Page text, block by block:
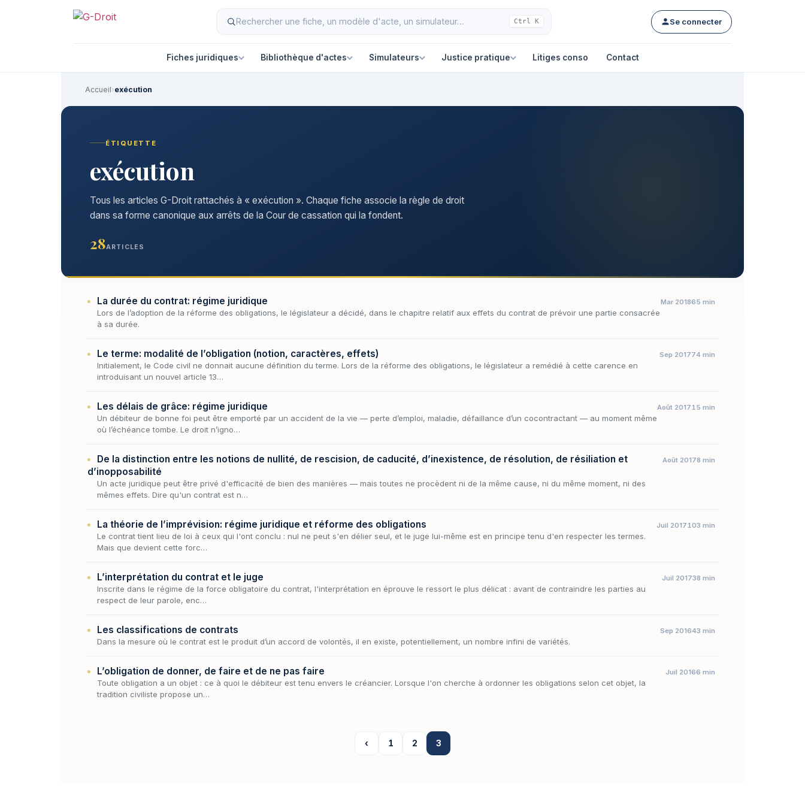
Ctrl K Se connecter
Fiches juridiques Bibliothèque d'actes Simulateurs Justice pratique Litiges conso Contact
Accueil›exécution
ÉTIQUETTE
exécution
Tous les articles G-Droit rattachés à « exécution ». Chaque fiche associe la règle de droit
dans sa forme canonique aux arrêts de la Cour de cassation qui la fondent.
28ARTICLES
La durée du contrat: régime juridique
Lors de l’adoption de la réforme des obligations, le législateur a décidé, dans le chapitre relatif aux effets du contrat de prévoir une partie consacrée
à sa durée.
Mar 201865 min
Le terme: modalité de l’obligation (notion, caractères, effets)
Initialement, le Code civil ne donnait aucune définition du terme. Lors de la réforme des obligations, le législateur a remédié à cette carence en
introduisant un nouvel article 13…
Sep 201774 min
Les délais de grâce: régime juridique
Un débiteur de bonne foi peut être emporté par un accident de la vie — perte d’emploi, maladie, défaillance d’un cocontractant — au moment même
où l’échéance tombe. Le droit n’igno…
Août 201715 min
De la distinction entre les notions de nullité, de rescision, de caducité, d’inexistence, de résolution, de résiliation et
d’inopposabilité
Un acte juridique peut être privé d'efficacité de bien des manières — mais toutes ne procèdent ni de la même cause, ni du même moment, ni des
mêmes effets. Dire qu'un contrat est n…
Août 20178 min
La théorie de l’imprévision: régime juridique et réforme des obligations
Le contrat tient lieu de loi à ceux qui l'ont conclu : nul ne peut s'en délier seul, et le juge lui-même est en principe tenu d'en respecter les termes.
Mais que devient cette forc…
Juil 2017103 min
L’interprétation du contrat et le juge
Inscrite dans le régime de la force obligatoire du contrat, l'interprétation en éprouve le ressort le plus délicat : avant de contraindre les parties au
respect de leur parole, enc…
Juil 201738 min
Les classifications de contrats
Dans la mesure où le contrat est le produit d’un accord de volontés, il en existe, potentiellement, un nombre infini de variétés.
Sep 201643 min
L’obligation de donner, de faire et de ne pas faire
Toute obligation a un objet : ce à quoi le débiteur est tenu envers le créancier. Lorsque l'on cherche à ordonner les obligations selon cet objet, la
tradition civiliste propose un…
Juil 20166 min
‹ 1 2 3